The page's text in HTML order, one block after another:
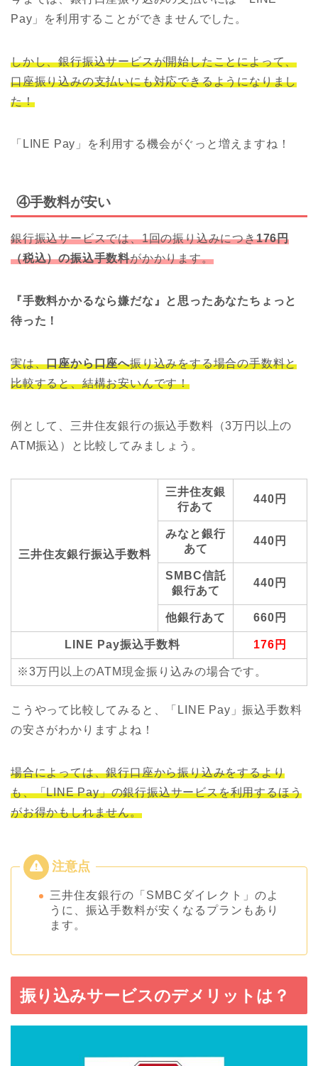
Pay」を利用することができませんでした。
しかし、銀行振込サービスが開始したことによって、
口座振り込みの支払いにも対応できるようになりまし
た！
「LINE Pay」を利用する機会がぐっと増えますね！
④手数料が安い
銀行振込サービスでは、1回の振り込みにつき176円
（税込）の振込手数料がかかります。
『手数料かかるなら嫌だな』と思ったあなたちょっと
待った！
実は、口座から口座へ振り込みをする場合の手数料と
比較すると、結構お安いんです！
例として、三井住友銀行の振込手数料（3万円以上の
ATM振込）と比較してみましょう。
三井住友銀行振込手数料
三井住友銀
行あて
440円
みなと銀行
あて
440円
SMBC信託
銀行あて
440円
他銀行あて 660円
LINE Pay振込手数料 176円
※3万円以上のATM現金振り込みの場合です。
こうやって比較してみると、「LINE Pay」振込手数料
の安さがわかりますよね！
場合によっては、銀行口座から振り込みをするより
も、「LINE Pay」の銀行振込サービスを利用するほう
がお得かもしれません。
三井住友銀行の「SMBCダイレクト」のよ
うに、振込手数料が安くなるプランもあり
ます。
振り込みサービスのデメリットは？